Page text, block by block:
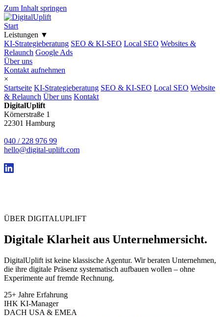
Zum Inhalt springen
Start
Leistungen ▼
KI-Strategieberatung SEO & KI-SEO Local SEO Websites &
Relaunch Google Ads
Über uns
Kontakt aufnehmen
×
Startseite KI-Strategieberatung SEO & KI-SEO Local SEO Website
& Relaunch Über uns Kontakt
DigitalUplift
Körnerstraße 1
22301 Hamburg
040 / 228 976 99
hello@digital-uplift.com
ÜBER DIGITALUPLIFT
Digitale Klarheit aus Unternehmersicht.
DigitalUplift ist keine klassische Agentur. Wir beraten Unternehmen,
die ihre digitale Präsenz systematisch aufbauen wollen – ohne
Experimente auf fremde Rechnung.
25+ Jahre Erfahrung
IHK KI-Manager
DACH USA & EMEA